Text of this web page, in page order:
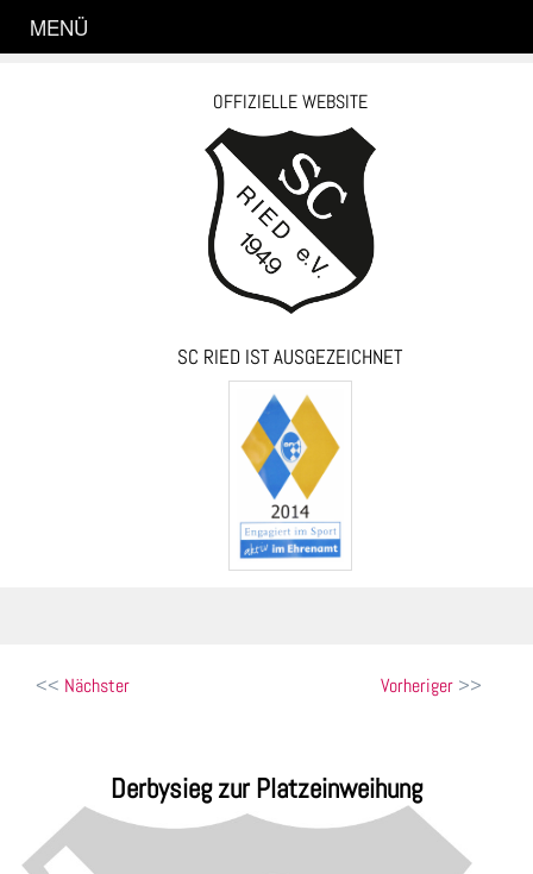
OFFIZIELLE WEBSITE
SC RIED IST AUSGEZEICHNET
MENÜ
Beitragsnavigation Vorheriger
Nächster
Derbysieg zur Platzeinweihung